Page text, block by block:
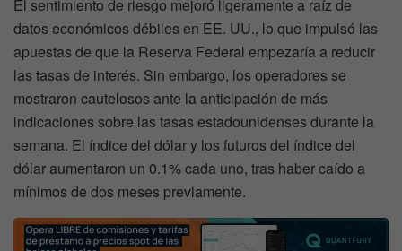
El sentimiento de riesgo mejoró ligeramente a raíz de
datos económicos débiles en EE. UU., lo que impulsó las
apuestas de que la Reserva Federal empezaría a reducir
las tasas de interés. Sin embargo, los operadores se
mostraron cautelosos ante la anticipación de más
indicaciones sobre las tasas estadounidenses durante la
semana. El índice del dólar y los futuros del índice del
dólar aumentaron un 0.1% cada uno, tras haber caído a
mínimos de dos meses previamente.